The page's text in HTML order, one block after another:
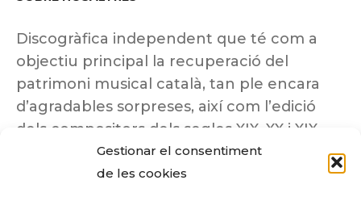
Gestionar el consentiment
de les cookies
Discogràfica independent que té com a
objectiu principal la recuperació del
patrimoni musical català, tan ple encara
d’agradables sorpreses, així com l’edició
dels compositors dels segles XIX, XX i XIX
insuficientment coneguts.